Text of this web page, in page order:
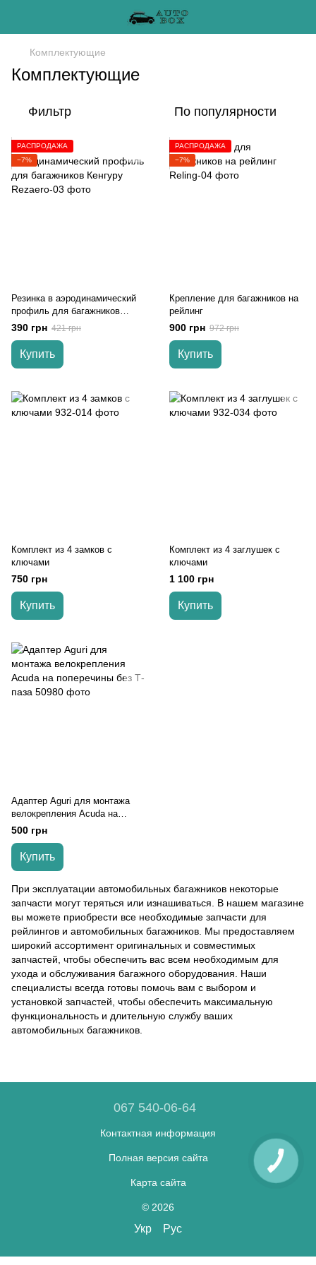
Комплектующие
Комплектующие
Фильтр По популярности
РАСПРОДАЖА
−7%
Резинка в аэродинамический
профиль для багажников
Кенгуру
390 грн 421 грн
Купить
РАСПРОДАЖА
−7%
Крепление для багажников на
рейлинг
900 грн 972 грн
Купить
Комплект из 4 замков с
ключами
750 грн
Купить
Комплект из 4 заглушек с
ключами
1 100 грн
Купить
Адаптер Aguri для монтажа
велокрепления Acuda на
поперечины без Т-паза
500 грн
Купить
При эксплуатации автомобильных багажников некоторые
запчасти могут теряться или изнашиваться. В нашем магазине
вы можете приобрести все необходимые запчасти для
рейлингов и автомобильных багажников. Мы предоставляем
широкий ассортимент оригинальных и совместимых
запчастей, чтобы обеспечить вас всем необходимым для
ухода и обслуживания багажного оборудования. Наши
специалисты всегда готовы помочь вам с выбором и
установкой запчастей, чтобы обеспечить максимальную
функциональность и длительную службу ваших
автомобильных багажников.
067 540-06-64
Контактная информация
Полная версия сайта
Карта сайта
© 2026
Укр Рус